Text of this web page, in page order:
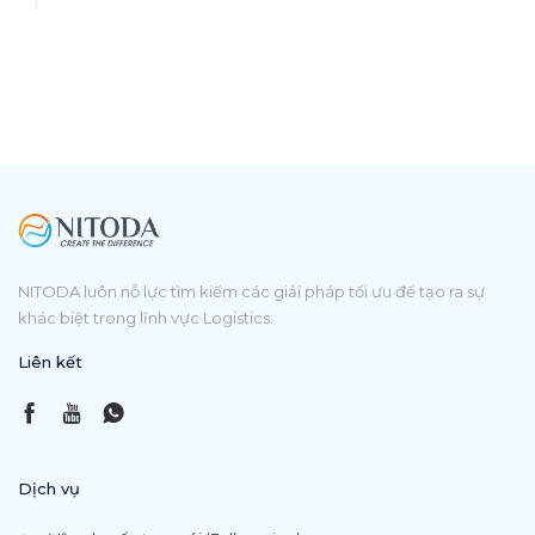
tổ máy phát điện hiệu suất thấp không được xây dựng mới.
Điều 6. Điều khoản thi hành
năm 2018.
Quyết định số 78/2013/QĐ-TTg ngày 25 tháng 12 năm
2013 của Thủ tướng Chính phủ ban hành Danh mục và lộ
và các tổ máy phát điện hiệu suất thấp không được xây
2. Các Bộ trưởng, Thủ trưởng cơ quan ngang bộ, Thủ
trưởng cơ quan thuộc Chính phủ, Chủ tịch Ủy ban nhân
NITODA luôn nỗ lực tìm kiếm các giải pháp tối ưu để tạo ra sự
khác biệt trong lĩnh vực Logistics.
Liên kết
Dịch vụ